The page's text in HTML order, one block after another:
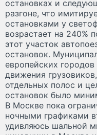
остановках и
разгоне, что
остановками у
возрастает на 240%
этот участок
остановок.
европейских
движения
отдельных полос и
остановок было
В Москве пока
ночными графиками
удивляюсь шальной